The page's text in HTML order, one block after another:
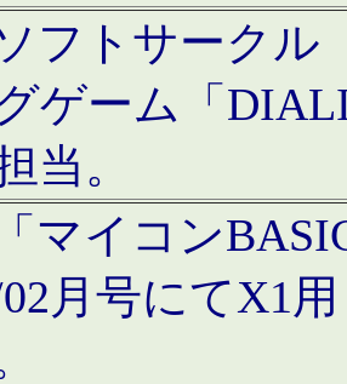
フトサークル
ゲーム「
当。
マイコン
02月号にてX1